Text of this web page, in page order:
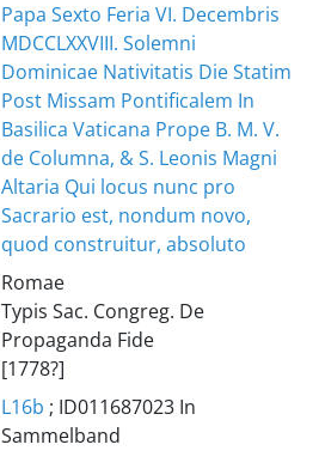
Papa Sexto Feria VI. Decembris
MDCCLXXVIII. Solemni
Dominicae Nativitatis Die Statim
Post Missam Pontificalem In
Basilica Vaticana Prope B. M. V.
de Columna, & S. Leonis Magni
Altaria Qui locus nunc pro
Sacrario est, nondum novo,
quod construitur, absoluto
Romae
Typis Sac. Congreg. De
Propaganda Fide
[1778?]
L16b ; ID011687023 In
Sammelband